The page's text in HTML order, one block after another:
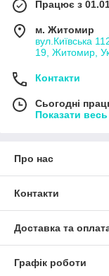
Працює з
м. Житомир
вул.Київська
19, Житомир,
Контакти
Сьогодні
Показати
Про нас
Контакти
Доставка та
Графік роботи